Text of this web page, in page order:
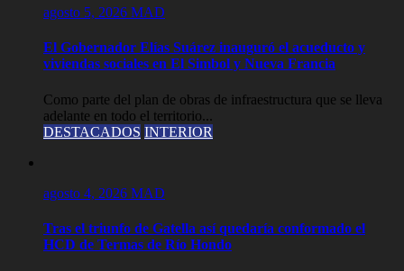
agosto 5, 2026 MAD
El Gobernador Elías Suárez inauguró el acueducto y
viviendas sociales en El Simbol y Nueva Francia
Como parte del plan de obras de infraestructura que se lleva
adelante en todo el territorio...
DESTACADOS INTERIOR
agosto 4, 2026 MAD
Tras el triunfo de Gatella así quedaría conformado el
HCD de Termas de Río Hondo